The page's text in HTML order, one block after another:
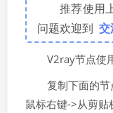
推荐使用
问题欢迎到 交
V2ray节点使
复制下面的
鼠标右键->从剪贴